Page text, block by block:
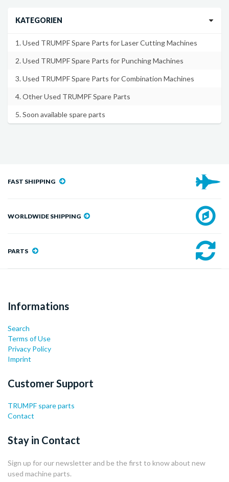
KATEGORIEN
1. Used TRUMPF Spare Parts for Laser Cutting Machines
2. Used TRUMPF Spare Parts for Punching Machines
3. Used TRUMPF Spare Parts for Combination Machines
4. Other Used TRUMPF Spare Parts
5. Soon available spare parts
FAST SHIPPING
WORLDWIDE SHIPPING
PARTS
Informations
Search
Terms of Use
Privacy Policy
Imprint
Customer Support
TRUMPF spare parts
Contact
Stay in Contact
Sign up for our newsletter and be the first to know about new
used machine parts.